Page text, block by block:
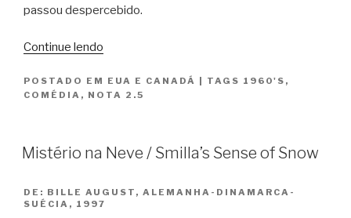
passou despercebido.
Continue lendo
Cantando
Nossas
Greetings”
POSTADO EM EUA E CANADÁ TAGS 1960'S ,
COMÉDIA , NOTA 2.5
Mistério na Neve / Smilla’s Sense of Snow
DE: BILLE AUGUST, ALEMANHA-DINAMARCA-
SUÉCIA, 1997